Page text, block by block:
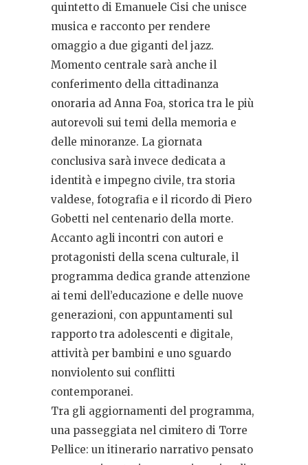
quintetto di Emanuele Cisi che unisce
musica e racconto per rendere
omaggio a due giganti del jazz.
Momento centrale sarà anche il
conferimento della cittadinanza
onoraria ad Anna Foa, storica tra le più
autorevoli sui temi della memoria e
delle minoranze. La giornata
conclusiva sarà invece dedicata a
identità e impegno civile, tra storia
valdese, fotografia e il ricordo di Piero
Gobetti nel centenario della morte.
Accanto agli incontri con autori e
protagonisti della scena culturale, il
programma dedica grande attenzione
ai temi dell’educazione e delle nuove
generazioni, con appuntamenti sul
rapporto tra adolescenti e digitale,
attività per bambini e uno sguardo
nonviolento sui conflitti
contemporanei.
Tra gli aggiornamenti del programma,
una passeggiata nel cimitero di Torre
Pellice: un itinerario narrativo pensato